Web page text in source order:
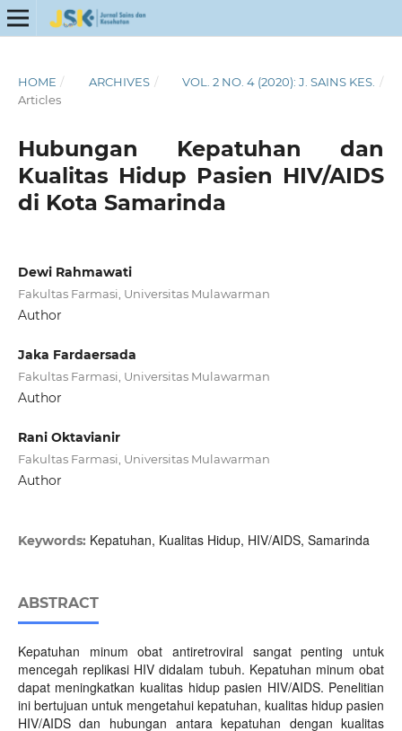
HOME / ARCHIVES / VOL. 2 NO. 4 (2020): J. SAINS KES. /
Articles
Hubungan Kepatuhan dan
Kualitas Hidup Pasien HIV/AIDS
di Kota Samarinda
Dewi Rahmawati
Fakultas Farmasi, Universitas Mulawarman
Author
Jaka Fardaersada
Fakultas Farmasi, Universitas Mulawarman
Author
Rani Oktavianir
Fakultas Farmasi, Universitas Mulawarman
Author
Keywords: Kepatuhan, Kualitas Hidup, HIV/AIDS, Samarinda
ABSTRACT
Kepatuhan minum obat antiretroviral sangat penting untuk
mencegah replikasi HIV didalam tubuh. Kepatuhan minum obat
dapat meningkatkan kualitas hidup pasien HIV/AIDS. Penelitian
ini bertujuan untuk mengetahui kepatuhan, kualitas hidup pasien
HIV/AIDS dan hubungan antara kepatuhan dengan kualitas